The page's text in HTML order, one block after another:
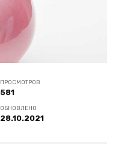
ПРОСМОТРОВ
581
ОБНОВЛЕНО
28.10.2021